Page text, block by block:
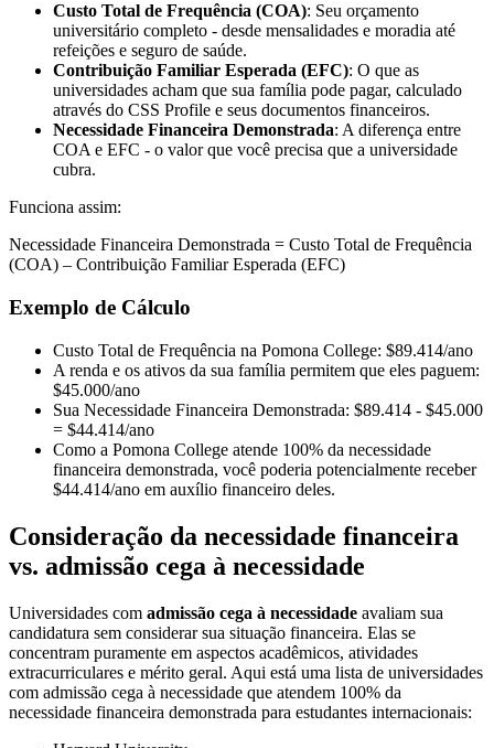
Custo Total de Frequência (COA): Seu orçamento
universitário completo - desde mensalidades e moradia até
refeições e seguro de saúde.
Contribuição Familiar Esperada (EFC): O que as
universidades acham que sua família pode pagar, calculado
através do CSS Profile e seus documentos financeiros.
Necessidade Financeira Demonstrada: A diferença entre
COA e EFC - o valor que você precisa que a universidade
cubra.
Funciona assim:
Necessidade Financeira Demonstrada = Custo Total de Frequência
(COA) – Contribuição Familiar Esperada (EFC)
Exemplo de Cálculo
Custo Total de Frequência na Pomona College: $89.414/ano
A renda e os ativos da sua família permitem que eles paguem:
$45.000/ano
Sua Necessidade Financeira Demonstrada: $89.414 - $45.000
= $44.414/ano
Como a Pomona College atende 100% da necessidade
financeira demonstrada, você poderia potencialmente receber
$44.414/ano em auxílio financeiro deles.
Consideração da necessidade financeira
vs. admissão cega à necessidade
Universidades com admissão cega à necessidade avaliam sua
candidatura sem considerar sua situação financeira. Elas se
concentram puramente em aspectos acadêmicos, atividades
extracurriculares e mérito geral. Aqui está uma lista de universidades
com admissão cega à necessidade que atendem 100% da
necessidade financeira demonstrada para estudantes internacionais: